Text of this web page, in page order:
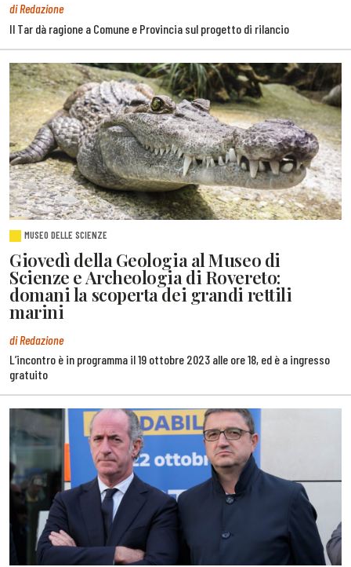
di Redazione
Il Tar dà ragione a Comune e Provincia sul progetto di rilancio
MUSEO DELLE SCIENZE
Giovedì della Geologia al Museo di
Scienze e Archeologia di Rovereto:
domani la scoperta dei grandi rettili
marini
di Redazione
L’incontro è in programma il 19 ottobre 2023 alle ore 18, ed è a ingresso
gratuito